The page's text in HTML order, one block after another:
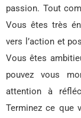
passion. Tout
Vous êtes très
vers l’action et
Vous êtes
pouvez vous
attention à
Terminez ce que